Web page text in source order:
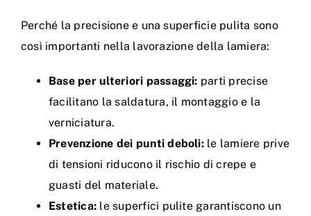
Perché la precisione e una superficie pulita sono
così importanti nella lavorazione della lamiera:
Base per ulteriori passaggi: parti precise
facilitano la saldatura, il montaggio e la
verniciatura.
Prevenzione dei punti deboli:le lamiere prive
di tensioni riducono il rischio di crepe e
guasti del materiale.
Estetica: le superfici pulite garantiscono un